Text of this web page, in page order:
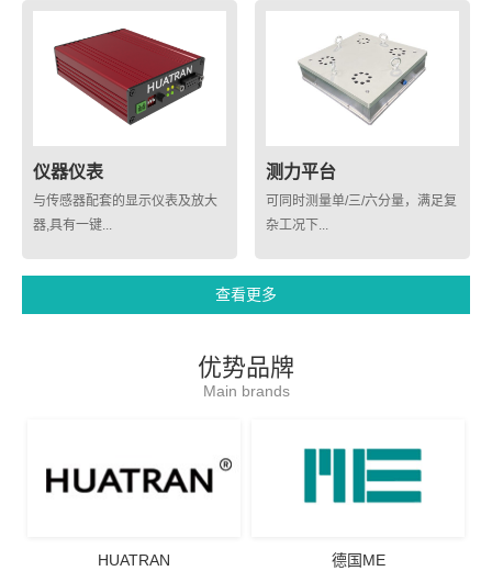
仪器仪表
与传感器配套的显示仪表及放大
器,具有一键...
测力平台
可同时测量单/三/六分量，满足复
杂工况下...
查看更多
优势品牌
Main brands
HUATRAN 德国ME